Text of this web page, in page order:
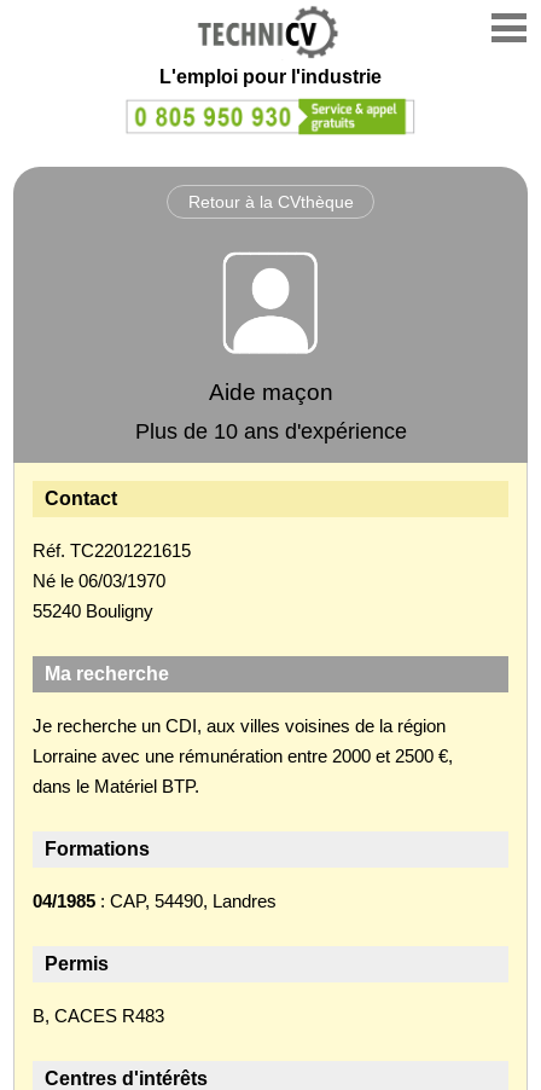
L'emploi pour l'industrie
Retour à la CVthèque
Aide maçon
Plus de 10 ans d'expérience
Contact
Réf. TC2201221615
Né le 06/03/1970
55240 Bouligny
Ma recherche
Je recherche un CDI, aux villes voisines de la région
Lorraine avec une rémunération entre 2000 et 2500 €,
dans le Matériel BTP.
Formations
04/1985 : CAP, 54490, Landres
Permis
B, CACES R483
Centres d'intérêts